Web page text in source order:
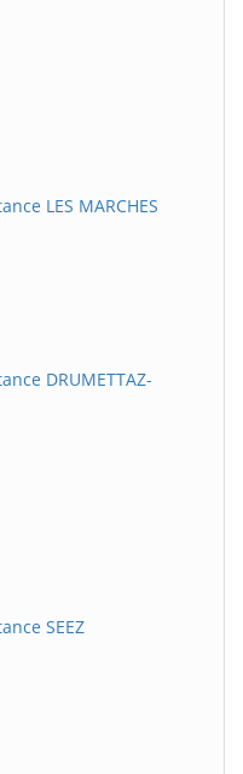
LES MARCHES
DRUMETTAZ-
SEEZ